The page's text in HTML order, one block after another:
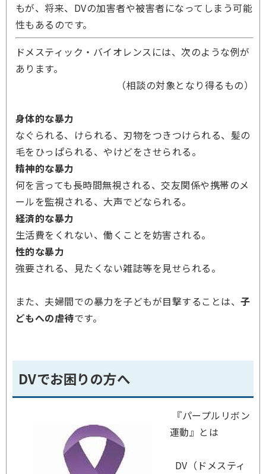
もが、将来、DVの加害者や被害者になってしまう可能
性もあるのです。
ドメスティック・バイオレンスには、次のような例が
あります。
（相談の対象となり得るもの）
身体的な暴力
なぐられる、けられる、刃物をつきつけられる、髪の
毛をひっぱられる、やけどをさせられる。
精神的な暴力
何を言っても長時間無視される、交友関係や携帯のメ
ールを監視される、大声でどなられる。
経済的な暴力
生活費をくれない、働くことを妨害される。
性的な暴力
強要される、見たくない雑誌等を見せられる。
また、夫婦間での暴力を子どもが目撃することは、子
どもへの虐待です。
DVでお困りの方へ
『パープルリボン
運動』とは
DV（ドメスティ